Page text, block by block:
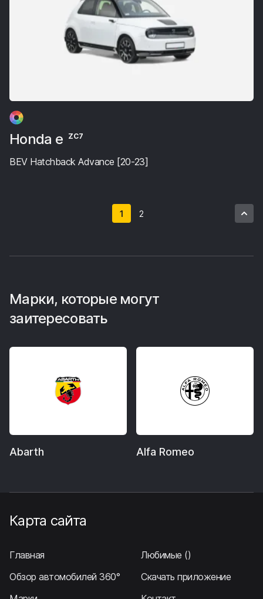
Honda e ZC7
BEV Hatchback Advance [20-23]
1 2
Марки, которые могут
заитересовать
Abarth Alfa Romeo
Карта сайта
Главная Любимые ()
Обзор автомобилей 360°
Скачать приложение